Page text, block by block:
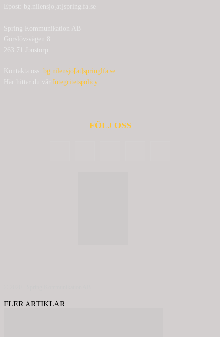
Epost: bg.nilensjo[at]springlfa.se
Spring Kommunikation AB
Görslövsvägen 8
263 71 Jonstorp
Kontakta oss: bg.nilensjo[at]springlfa.se
Här hittar du vår Integritetspolicy
FÖLJ OSS
FLER ARTIKLAR